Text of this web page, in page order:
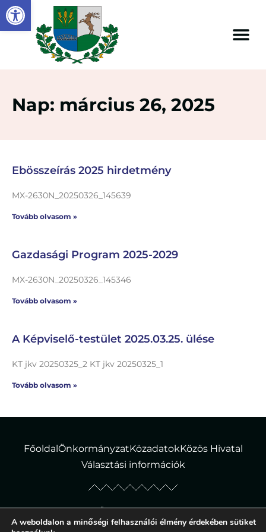
Eszköztár megnyitása
Nap: március 26, 2025
Ebösszeírás 2025 hirdetmény
MX-2630N_20250326_145639
Tovább olvasom »
Gazdasági Program 2025-2029
MX-2630N_20250326_145346
Tovább olvasom »
A Képviselő-testület 2025.03.25. ülése
KT jkv 20250325_2 KT jkv 20250325_1
Tovább olvasom »
FőoldalÖnkormányzatKözadatokKözös Hivatal
Választási információk
© Tiborszállás Község Önkormányzata – Minden jog fenntartva!
Adatvédelmi tájékoztató|Süti szabályzat
A weboldalon a minőségi felhasználói élmény érdekében sütiket